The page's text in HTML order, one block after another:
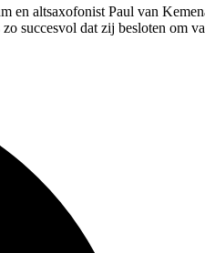
en altsaxofonist Paul van
succesvol dat zij besloten om